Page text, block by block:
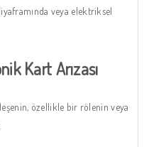
veya elektriksel
Kart Arızası
özellikle bir rölenin veya